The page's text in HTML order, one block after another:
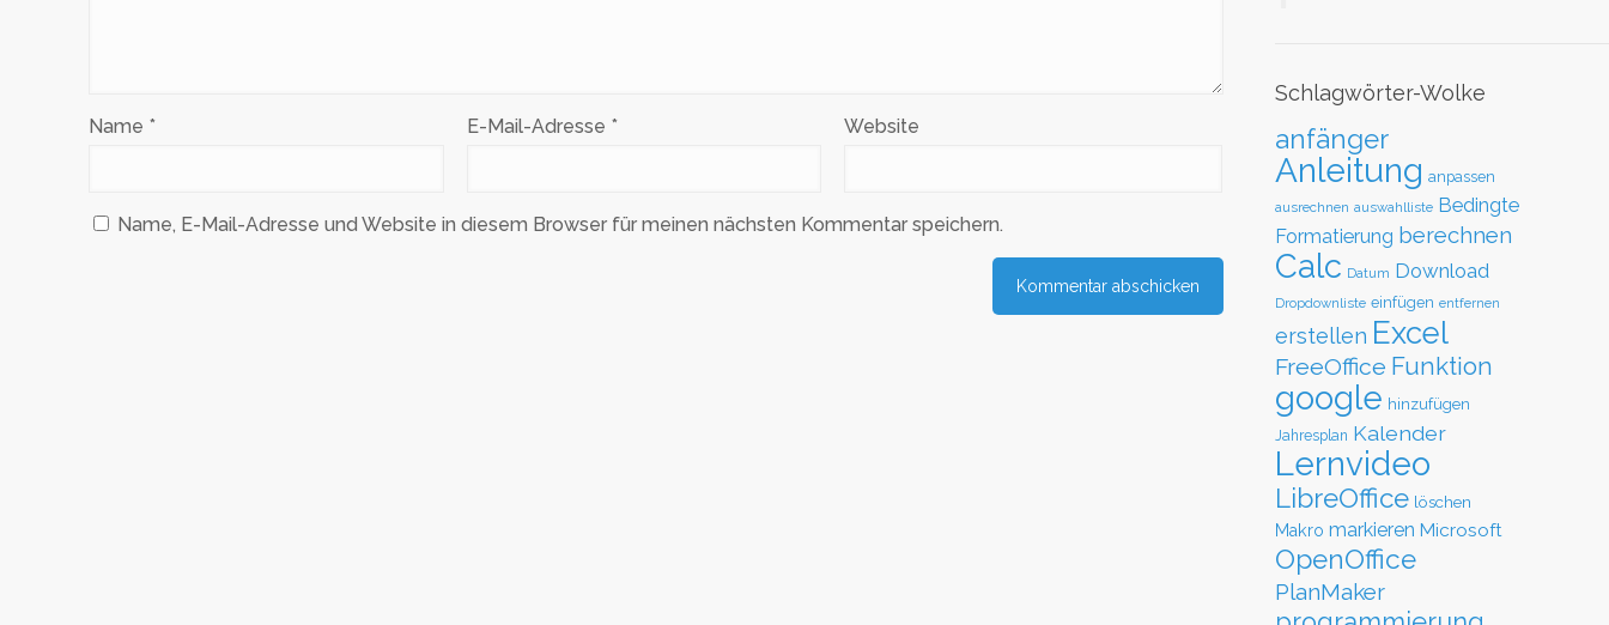
Name * E-Mail-Adresse * Website
Name, E-Mail-Adresse und Website in diesem Browser für meinen nächsten Kommentar speichern.
Schlagwörter-Wolke
anfänger
Anleitung anpassen
ausrechnen auswahlliste Bedingte
Formatierung berechnen
Calc Datum Download
Dropdownliste einfügen entfernen
erstellen Excel
FreeOffice Funktion
google hinzufügen
Jahresplan Kalender
Lernvideo
LibreOffice löschen
Makro markieren Microsoft
OpenOffice
PlanMaker